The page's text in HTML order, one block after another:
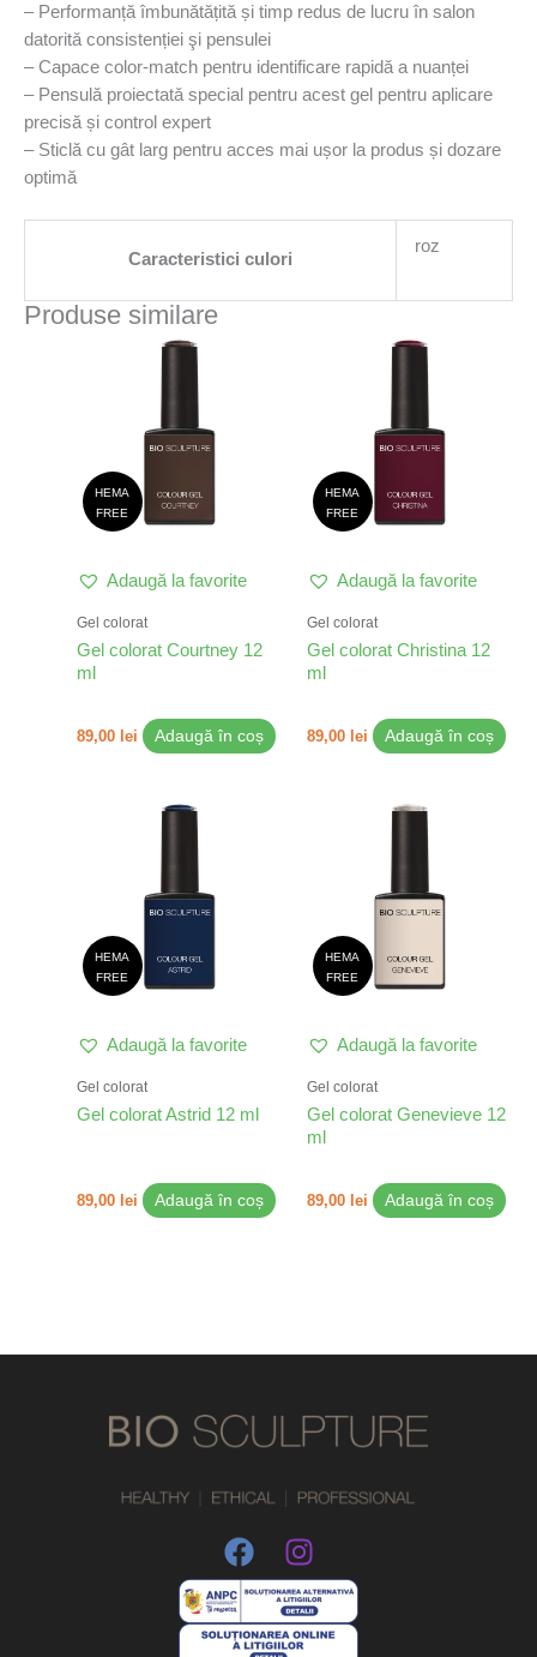
– Performanță îmbunătățită și timp redus de lucru în salon
datoritǎ consistenției şi pensulei
– Capace color-match pentru identificare rapidă a nuanței
– Pensulă proiectatǎ special pentru acest gel pentru aplicare
precisă și control expert
– Sticlă cu gât larg pentru acces mai ușor la produs și dozare
optimă
Caracteristici culori
roz
Produse similare
HEMA
FREE
Adaugă la favorite
Gel colorat
Gel colorat Courtney 12
ml
89,00 lei Adaugă în coș
HEMA
FREE
Adaugă la favorite
Gel colorat
Gel colorat Christina 12
ml
89,00 lei Adaugă în coș
HEMA
FREE
Adaugă la favorite
Gel colorat
Gel colorat Astrid 12 ml
89,00 lei Adaugă în coș
HEMA
FREE
Adaugă la favorite
Gel colorat
Gel colorat Genevieve 12
ml
89,00 lei Adaugă în coș